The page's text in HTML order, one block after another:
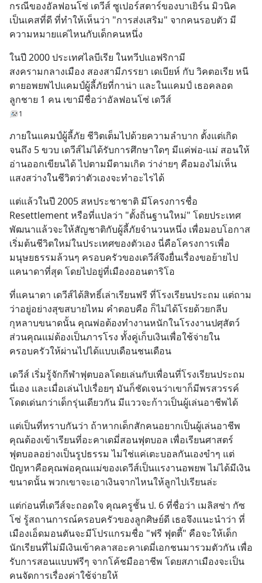
กรณีของอัลฟอนโซ่ เดวีส์ ซูเปอร์สตาร์ของบาเยิร์น มิวนิค
เป็นเคสที่ดี ที่ทำให้เห็นว่า "การส่งเสริม" จากคนรอบตัว มี
ความหมายแค่ไหนกับเด็กคนหนึ่ง
ในปี 2000 ประเทศไลบีเรีย ในทวีปแอฟริกามี
สงครามกลางเมือง สองสามีภรรยา เดเบียห์ กับ วิคตอเรีย หนี
ตายอพยพไปแคมป์ผู้ลี้ภัยที่กาน่า และในแคมป์ เธอคลอด
ลูกชาย 1 คน เขามีชื่อว่าอัลฟอนโซ่ เดวีส์
1
ภายในแคมป์ผู้ลี้ภัย ชีวิตเต็มไปด้วยความลำบาก ตั้งแต่เกิด
จนถึง 5 ขวบ เดวีส์ไม่ได้รับการศึกษาใดๆ มีแค่พ่อ-แม่ สอนให้
อ่านออกเขียนได้ ไปตามมีตามเกิด ว่าง่ายๆ คือมองไม่เห็น
แสงสว่างในชีวิตว่าตัวเองจะทำอะไรได้
แต่แล้วในปี 2005 สหประชาชาติ มีโครงการชื่อ
Resettlement หรือที่แปลว่า "ตั้งถิ่นฐานใหม่" โดยประเทศ
พัฒนาแล้วจะให้สัญชาติกับผู้ลี้ภัยจำนวนหนึ่ง เพื่อมอบโอกาส
เริ่มต้นชีวิตใหม่ในประเทศของตัวเอง นี่คือโครงการเพื่อ
มนุษยธรรมล้วนๆ ครอบครัวของเดวีส์จึงยื่นเรื่องขอย้ายไป
แคนาดาที่สุด โดยไปอยู่ที่เมืองออนตาริโอ
ที่แคนาดา เดวีส์ได้สิทธิ์เล่าเรียนฟรี ที่โรงเรียนประถม แต่ถาม
ว่าอยู่อย่างสุขสบายไหม คำตอบคือ ก็ไม่ได้โรยด้วยกลีบ
กุหลาบขนาดนั้น คุณพ่อต้องทำงานหนักในโรงงานปศุสัตว์
ส่วนคุณแม่ต้องเป็นภารโรง ทั้งคู่เก็บเงินเพื่อใช้จ่ายใน
ครอบครัวให้ผ่านไปได้แบบเดือนชนเดือน
เดวีส์ เริ่มรู้จักกีฬาฟุตบอลโดยเล่นกับเพื่อนที่โรงเรียนประถม
นี่เอง และเมื่อเล่นไปเรื่อยๆ มันก็ชัดเจนว่าเขาก็มีพรสวรรค์
โดดเด่นกว่าเด็กรุ่นเดียวกัน มีแววจะก้าวเป็นผู้เล่นอาชีพได้
แต่เป็นที่ทราบกันว่า ถ้าหากเด็กสักคนอยากเป็นผู้เล่นอาชีพ
คุณต้องเข้าเรียนที่อะคาเดมี่สอนฟุตบอล เพื่อเรียนศาสตร์
ฟุตบอลอย่างเป็นรูปธรรม ไม่ใช่แค่เตะบอลกันเองขำๆ แต่
ปัญหาคือคุณพ่อคุณแม่ของเดวีส์เป็นแรงานอพยพ ไม่ได้มีเงิน
ขนาดนั้น พวกเขาจะเอาเงินจากไหนให้ลูกไปเรียนล่ะ
แต่ก่อนที่เดวีส์จะถอดใจ คุณครูชั้น ป. 6 ที่ชื่อว่า เมลิสซ่า กัซ
โซ่ รู้สถานการณ์ครอบครัวของลูกศิษย์ดี เธอจึงแนะนำว่า ที่
เมืองเอ็ดมอนตันจะมีโปรแกรมชื่อ "ฟรี ฟุตตี้" คือจะให้เด็ก
นักเรียนที่ไม่มีเงินเข้าคลาสอะคาเดมี่เอกชนมารวมตัวกัน เพื่อ
รับการสอนแบบฟรีๆ จากโค้ชมืออาชีพ โดยสภาเมืองจะเป็น
คนจัดการเรื่องค่าใช้จ่ายให้